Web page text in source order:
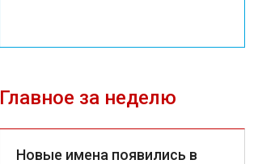
Главное за неделю
Новые имена появились в